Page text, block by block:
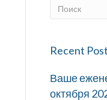
Recent
Ваше
октября